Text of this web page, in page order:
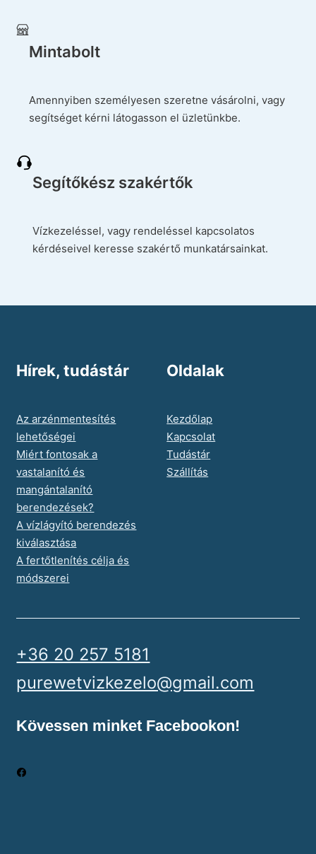
Mintabolt
Amennyiben személyesen szeretne vásárolni, vagy
segítséget kérni látogasson el üzletünkbe.
Segítőkész szakértők
Vízkezeléssel, vagy rendeléssel kapcsolatos
kérdéseivel keresse szakértő munkatársainkat.
Hírek, tudástár
Az arzénmentesítés
lehetőségei
Miért fontosak a
vastalanító és
mangántalanító
berendezések?
A vízlágyító berendezés
kiválasztása
A fertőtlenítés célja és
módszerei
Oldalak
Kezdőlap
Kapcsolat
Tudástár
Szállítás
+36 20 257 5181
purewetvizkezelo@gmail.com
Kövessen minket Facebookon!